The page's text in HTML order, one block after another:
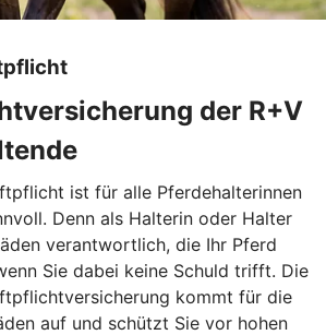
der R+V
ist für alle Pferdehalterinnen
Denn als Halterin oder Halter
verantwortlich, die Ihr Pferd
Sie dabei keine Schuld trifft. Die
kommt für die
auf und schützt Sie vor hohen